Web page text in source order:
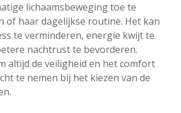
lichaamsbeweging toe te
of haar dagelijkse routine. Het kan
te verminderen, energie kwijt te
nachtrust te bevorderen.
altijd de veiligheid en het comfort
te nemen bij het kiezen van de